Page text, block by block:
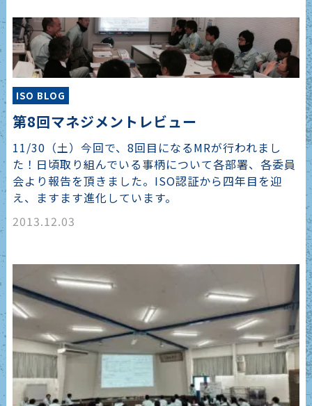
ISO BLOG
第8回マネジメントレビュー
11/30（土）今回で、8回目になるMRが行われまし
た！日頃取り組んでいる事柄について各部署、各委員
会より報告を頂きました。ISO認証から四年目を迎
え、ますます進化しています。
2013.12.03